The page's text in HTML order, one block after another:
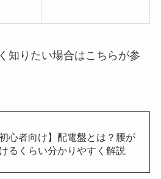
知りたい場合はこちらが参
初心者向け】配電盤とは？腰が
るくらい分かりやすく解説